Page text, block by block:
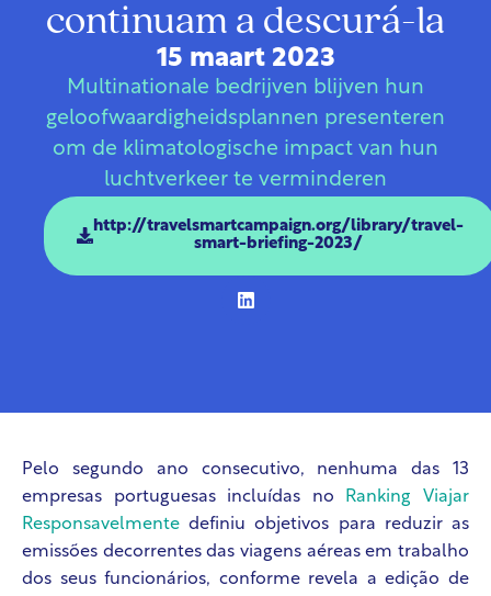
continuam a descurá-la
15 maart 2023
Multinationale bedrijven blijven hun
geloofwaardigheidsplannen presenteren
om de klimatologische impact van hun
luchtverkeer te verminderen
http://travelsmartcampaign.org/library/travel-
smart-briefing-2023/
Pelo segundo ano consecutivo, nenhuma das 13
empresas portuguesas incluídas no
Ranking Viajar
Responsavelmente definiu objetivos para reduzir as
emissões decorrentes das viagens aéreas em trabalho
dos seus funcionários, conforme revela a edição de